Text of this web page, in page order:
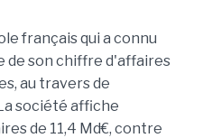
français qui a connu
de son chiffre d'affaires
au travers de
société affiche
de 11,4 Md€, contre